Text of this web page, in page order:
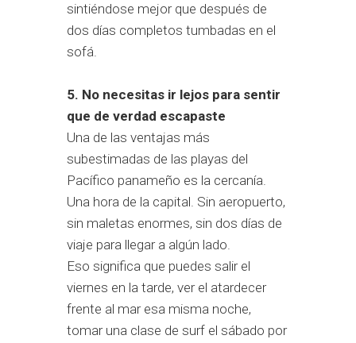
sintiéndose mejor que después de
dos días completos tumbadas en el
sofá.
5. No necesitas ir lejos para sentir
que de verdad escapaste
Una de las ventajas más
subestimadas de las playas del
Pacífico panameño es la cercanía.
Una hora de la capital. Sin aeropuerto,
sin maletas enormes, sin dos días de
viaje para llegar a algún lado.
Eso significa que puedes salir el
viernes en la tarde, ver el atardecer
frente al mar esa misma noche,
tomar una clase de surf el sábado por